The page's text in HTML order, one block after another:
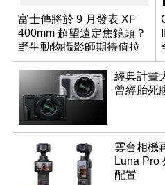
富士傳將於 9 月發表 XF
400mm 超望遠定焦鏡頭？
野生動物攝影師期待值拉
滿
經典計畫
曾經胎死
雲台相機
Luna Pro
配置